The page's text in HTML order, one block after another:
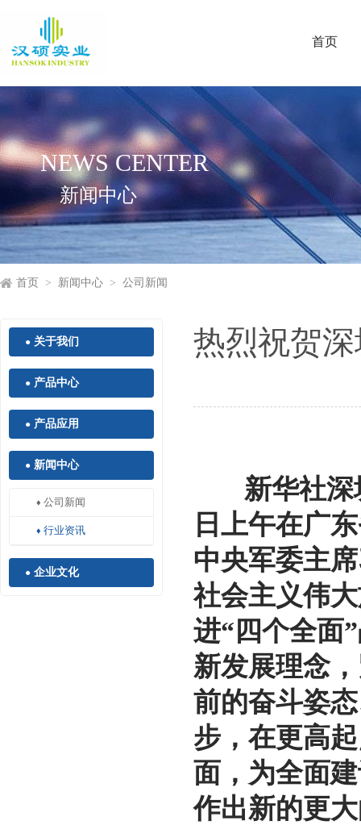
首页
NEWS CENTER
新闻中心
首页 > 新闻中心 > 公司新闻
● 关于我们
● 产品中心
● 产品应用
● 新闻中心
♦ 公司新闻
♦ 行业资讯
● 企业文化
热烈祝贺
新华社深圳
日上午在广
中央军委主
社会主义伟
进“四个全面
新发展理念
前的奋斗姿
步，在更高
面，为全面
作出新的更